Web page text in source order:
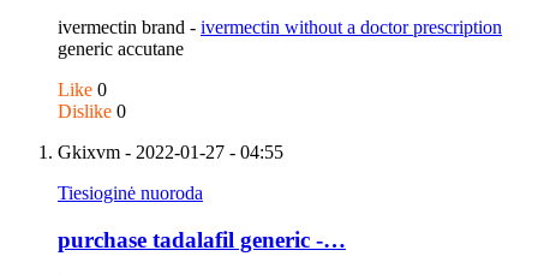
ivermectin brand - ivermectin without a doctor prescription
generic accutane
Like 0
Dislike 0
Gkixvm - 2022-01-27 - 04:55
Tiesioginė nuoroda
purchase tadalafil generic -…